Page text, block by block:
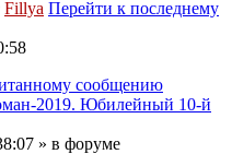
Fillya Перейти к последнему
сообщению
2019. Юбилейный 10-й
» в форуме